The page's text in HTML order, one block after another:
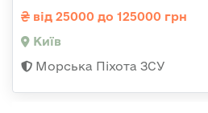
від 25000 до 125000 грн
Київ
Морська Піхота ЗСУ